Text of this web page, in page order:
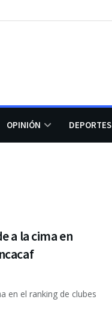
OPINIÓN DEPORTES
a la cima en
en el ranking de clubes